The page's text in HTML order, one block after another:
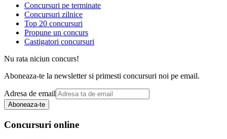
Concursuri pe terminate
Concursuri zilnice
Top 20 concursuri
Propune un concurs
Castigatori concursuri
Nu rata niciun concurs!
Aboneaza-te la newsletter si primesti concursuri noi pe email.
Adresa de email
Aboneaza-te
Concursuri online